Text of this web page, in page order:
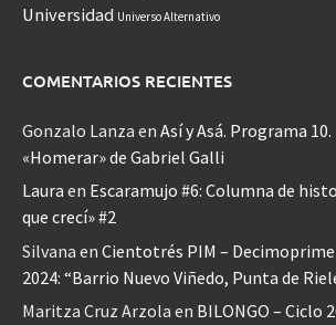
Universidad Universo Alternativo
COMENTARIOS RECIENTES
Gonzalo Lanza en Así y Asá. Programa 10.
«Homerar» de Gabriel Galli
Laura en Escaramujo #6: Columna de
que crecí» #2
Silvana en Cientotrés PIM –
2024: “Barrio Nuevo Viñedo, Punta de
Maritza Cruz Arzola en BILONGO – Ciclo